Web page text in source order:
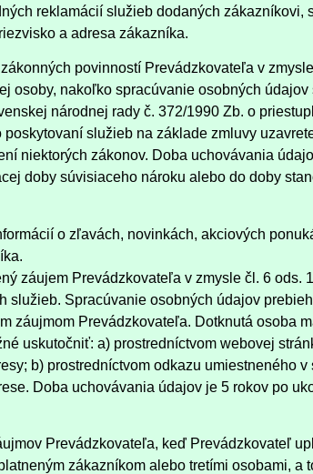
reklamácií služieb dodaných
a adresa zákazníka.
povinností Prevádzkovateľa v
osoby, nakoľko spracúvanie osobných
národnej rady č. 372/1990 Zb. o
služieb na základe zmluvy
niektorých zákonov. Doba uchovávania
doby súvisiaceho nároku alebo do doby
o zľavách, novinkách, akciových
záujem Prevádzkovateľa v zmysle čl. 6 ods.
Spracúvanie osobných údajov
záujmom Prevádzkovateľa. Dotknutá osoba
uskutočniť: a) prostredníctvom webovej
b) prostredníctvom odkazu umiestneného
Doba uchovávania údajov je 5 rokov po
Prevádzkovateľa, keď Prevádzkovateľ
zákazníkom alebo tretími osobami, a